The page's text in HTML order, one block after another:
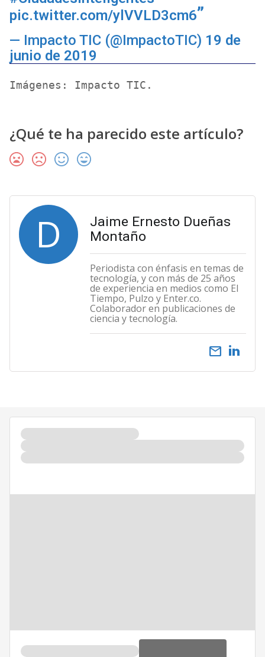
pic.twitter.com/ylVVLD3cm6
— Impacto TIC (@ImpactoTIC) 19 de
junio de 2019
Imágenes: Impacto TIC.
¿Qué te ha parecido este artículo?
D
Jaime Ernesto Dueñas
Montaño
Periodista con énfasis en temas de
tecnología, y con más de 25 años
de experiencia en medios como El
Tiempo, Pulzo y Enter.co.
Colaborador en publicaciones de
ciencia y tecnología.
email